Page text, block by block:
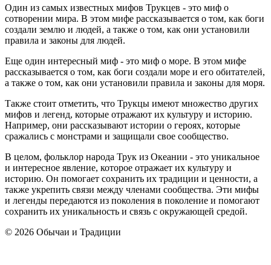
Один из самых известных мифов Трукцев - это миф о
сотворении мира. В этом мифе рассказывается о том, как боги
создали землю и людей, а также о том, как они установили
правила и законы для людей.
Еще один интересный миф - это миф о море. В этом мифе
рассказывается о том, как боги создали море и его обитателей,
а также о том, как они установили правила и законы для моря.
Также стоит отметить, что Трукцы имеют множество других
мифов и легенд, которые отражают их культуру и историю.
Например, они рассказывают истории о героях, которые
сражались с монстрами и защищали свое сообщество.
В целом, фольклор народа Трук из Океании - это уникальное
и интересное явление, которое отражает их культуру и
историю. Он помогает сохранить их традиции и ценности, а
также укрепить связи между членами сообщества. Эти мифы
и легенды передаются из поколения в поколение и помогают
сохранить их уникальность и связь с окружающей средой.
© 2026 Обычаи и Традиции